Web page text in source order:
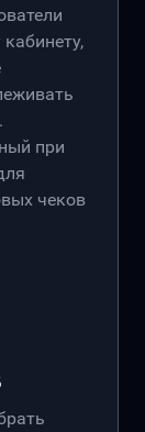
при
чеков